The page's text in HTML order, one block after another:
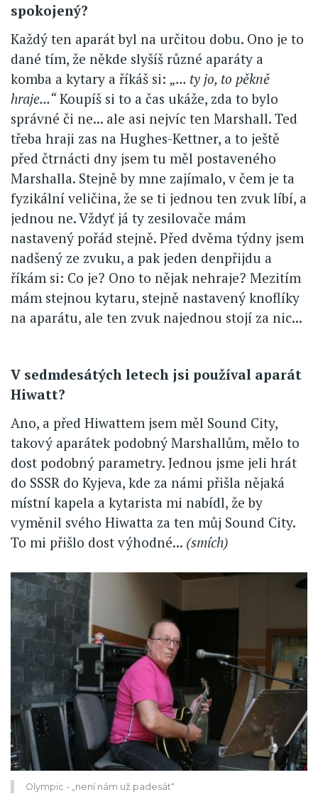
spokojený?
Každý ten aparát byl na určitou dobu. Ono je to
dané tím, že někde slyšíš různé aparáty a
komba a kytary a říkáš si: „... ty jo, to pěkně
hraje...“Koupíš si to a čas ukáže, zda to bylo
správné či ne... ale asi nejvíc ten Marshall. Ted
třeba hraji zas na Hughes-Kettner, a to ještě
před čtrnácti dny jsem tu měl postaveného
Marshalla. Stejně by mne zajímalo, v čem je ta
fyzikální veličina, že se ti jednou ten zvuk líbí, a
jednou ne. Vždyť já ty zesilovače mám
nastavený pořád stejně. Před dvěma týdny jsem
nadšený ze zvuku, a pak jeden denpřijdu a
říkám si: Co je? Ono to nějak nehraje? Mezitím
mám stejnou kytaru, stejně nastavený knoflíky
na aparátu, ale ten zvuk najednou stojí za nic...
V sedmdesátých letech jsi používal aparát
Hiwatt?
Ano, a před Hiwattem jsem měl Sound City,
takový aparátek podobný Marshallům, mělo to
dost podobný parametry. Jednou jsme jeli hrát
do SSSR do Kyjeva, kde za námi přišla nějaká
místní kapela a kytarista mi nabídl, že by
vyměnil svého Hiwatta za ten můj Sound City.
To mi přišlo dost výhodné... (smích)
Olympic - „není nám už padesát“